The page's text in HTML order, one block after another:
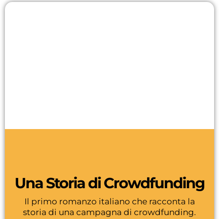
Una Storia di Crowdfunding
Il primo romanzo italiano che racconta la
storia di una campagna di crowdfunding.